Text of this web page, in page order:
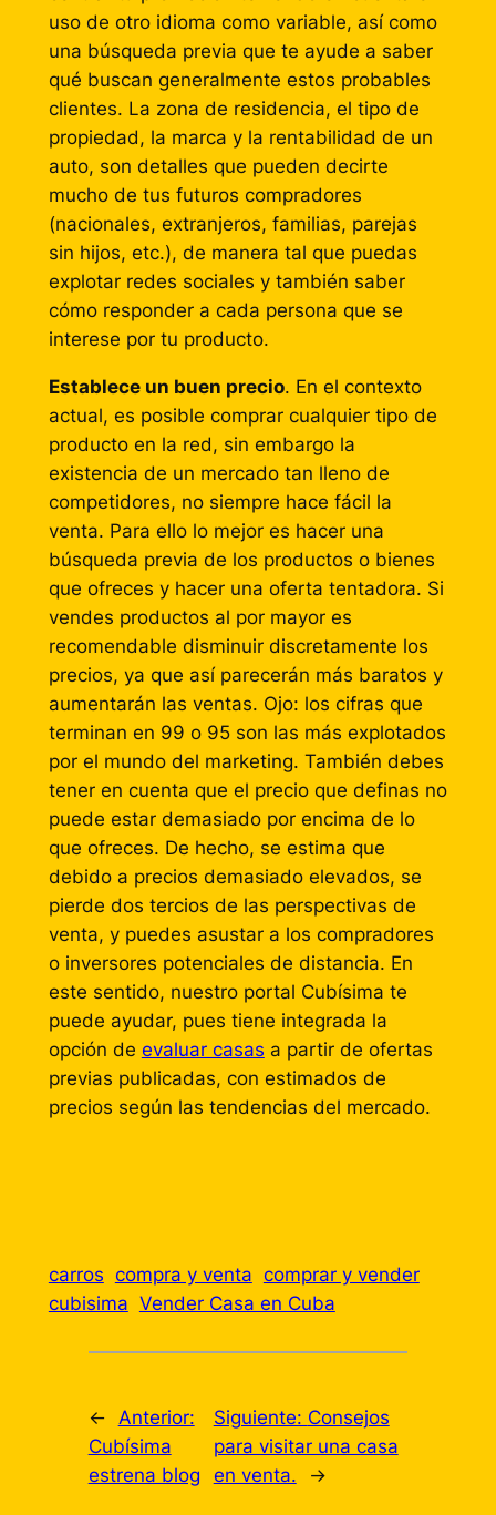
uso de otro idioma como variable, así como
una búsqueda previa que te ayude a saber
qué buscan generalmente estos probables
clientes. La zona de residencia, el tipo de
propiedad, la marca y la rentabilidad de un
auto, son detalles que pueden decirte
mucho de tus futuros compradores
(nacionales, extranjeros, familias, parejas
sin hijos, etc.), de manera tal que puedas
explotar redes sociales y también saber
cómo responder a cada persona que se
interese por tu producto.
Establece un buen precio. En el contexto
actual, es posible comprar cualquier tipo de
producto en la red, sin embargo la
existencia de un mercado tan lleno de
competidores, no siempre hace fácil la
venta. Para ello lo mejor es hacer una
búsqueda previa de los productos o bienes
que ofreces y hacer una oferta tentadora. Si
vendes productos al por mayor es
recomendable disminuir discretamente los
precios, ya que así parecerán más baratos y
aumentarán las ventas. Ojo: los cifras que
terminan en 99 o 95 son las más explotados
por el mundo del marketing. También debes
tener en cuenta que el precio que definas no
puede estar demasiado por encima de lo
que ofreces. De hecho, se estima que
debido a precios demasiado elevados, se
pierde dos tercios de las perspectivas de
venta, y puedes asustar a los compradores
o inversores potenciales de distancia. En
este sentido, nuestro portal Cubísima te
puede ayudar, pues tiene integrada la
opción de evaluar casas a partir de ofertas
previas publicadas, con estimados de
precios según las tendencias del mercado.
carros compra y venta comprar y vender
cubisima Vender Casa en Cuba
← Anterior:
Cubísima
estrena blog
Siguiente: Consejos
para visitar una casa
en venta.
→